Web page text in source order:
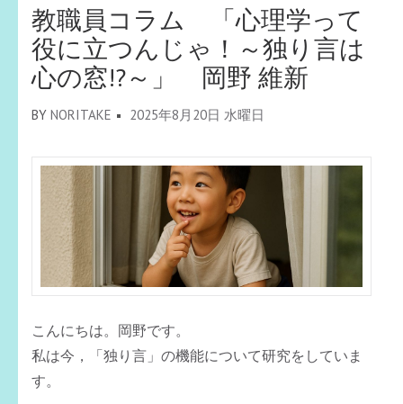
す)教職員コラム 「心理学って
役に立つんじゃ！～独り言は
心の窓!?～」 岡野 維新
BY NORITAKE 2025年8月20日 水曜日
こんにちは。岡野です。
私は今，「独り言」の機能について研究をしていま
す。